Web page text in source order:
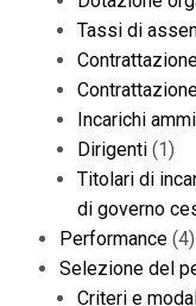
Tassi di
Incarichi
Dirigenti (1)
Titolari di
di governo
Performance (4)
Selezione del
Criteri e